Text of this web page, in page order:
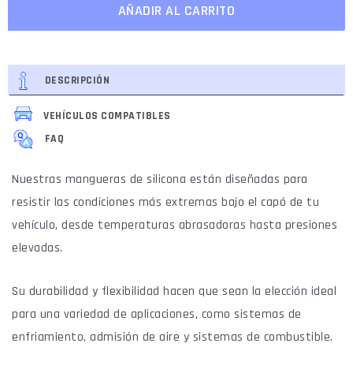
AÑADIR AL CARRITO
DESCRIPCIÓN
VEHÍCULOS COMPATIBLES
FAQ
Nuestras mangueras de silicona están diseñadas para
resistir las condiciones más extremas bajo el capó de tu
vehículo, desde temperaturas abrasadoras hasta presiones
elevadas.
Su durabilidad y flexibilidad hacen que sean la elección ideal
para una variedad de aplicaciones, como sistemas de
enfriamiento, admisión de aire y sistemas de combustible.